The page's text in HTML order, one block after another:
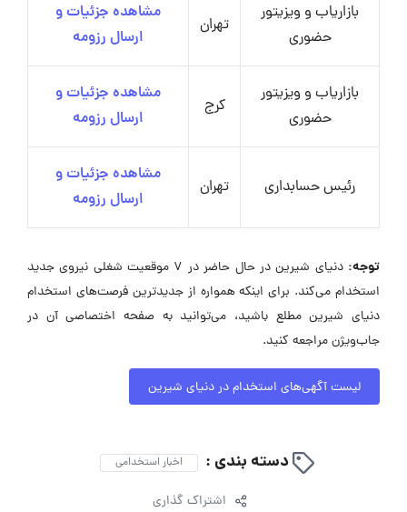
بازاریاب و ویزیتور
حضوری
تهران
مشاهده جزئیات و
ارسال رزومه
بازاریاب و ویزیتور
حضوری
کرج
مشاهده جزئیات و
ارسال رزومه
رئیس حسابداری تهران
مشاهده جزئیات و
ارسال رزومه
توجه:
دنیای شیرین در حال حاضر در ۷ موقعیت شغلی نیروی جدید
استخدام می‌کند. برای اینکه همواره از جدیدترین فرصت‌های استخدام
دنیای شیرین مطلع باشید، می‌توانید به صفحه اختصاصی آن در
جاب‌ویژن مراجعه کنید.
لیست آگهی‌های استخدام در دنیای شیرین
دسته بندی : اخبار استخدامی
اشتراک گذاری